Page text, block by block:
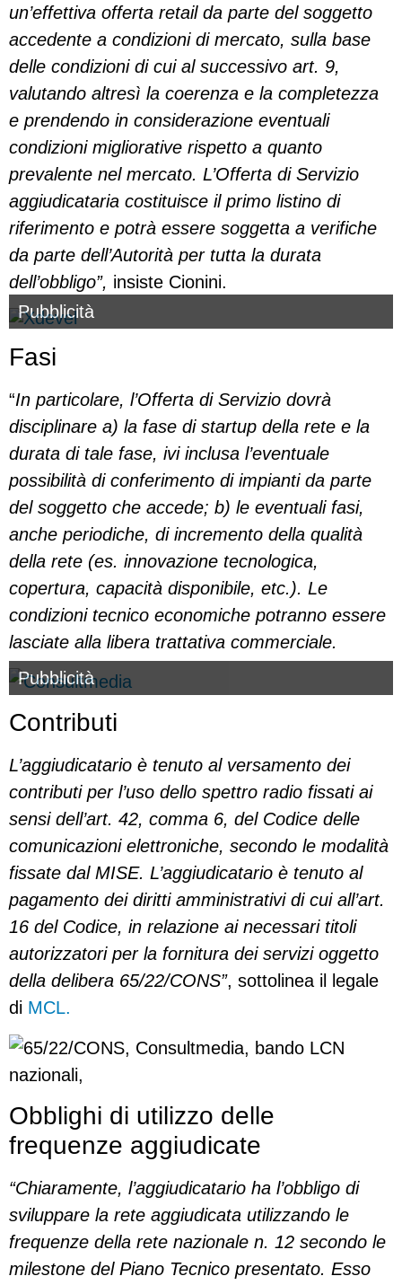
un’effettiva offerta retail da parte del soggetto
accedente a condizioni di mercato, sulla base
delle condizioni di cui al successivo art. 9,
valutando altresì la coerenza e la completezza
e prendendo in considerazione eventuali
condizioni migliorative rispetto a quanto
prevalente nel mercato. L’Offerta di Servizio
aggiudicataria costituisce il primo listino di
riferimento e potrà essere soggetta a verifiche
da parte dell’Autorità per tutta la durata
dell’obbligo”, insiste Cionini.
Pubblicità
Fasi
“In particolare, l’Offerta di Servizio dovrà
disciplinare a) la fase di startup della rete e la
durata di tale fase, ivi inclusa l’eventuale
possibilità di conferimento di impianti da parte
del soggetto che accede; b) le eventuali fasi,
anche periodiche, di incremento della qualità
della rete (es. innovazione tecnologica,
copertura, capacità disponibile, etc.). Le
condizioni tecnico economiche potranno essere
lasciate alla libera trattativa commerciale.
Pubblicità
Contributi
L’aggiudicatario è tenuto al versamento dei
contributi per l’uso dello spettro radio fissati ai
sensi dell’art. 42, comma 6, del Codice delle
comunicazioni elettroniche, secondo le modalità
fissate dal MISE. L’aggiudicatario è tenuto al
pagamento dei diritti amministrativi di cui all’art.
16 del Codice, in relazione ai necessari titoli
autorizzatori per la fornitura dei servizi oggetto
della delibera 65/22/CONS”, sottolinea il legale
di MCL.
Obblighi di utilizzo delle
frequenze aggiudicate
“Chiaramente, l’aggiudicatario ha l’obbligo di
sviluppare la rete aggiudicata utilizzando le
frequenze della rete nazionale n. 12 secondo le
milestone del Piano Tecnico presentato. Esso